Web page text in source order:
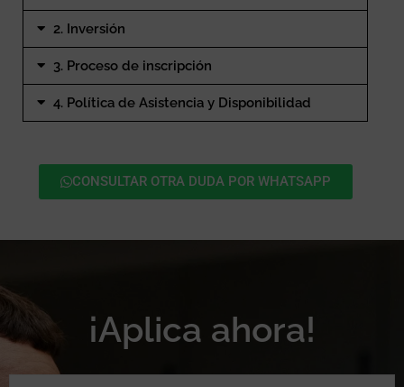
2. Inversión
3. Proceso de inscripción
4. Política de Asistencia y Disponibilidad
CONSULTAR OTRA DUDA POR WHATSAPP
¡Aplica ahora!